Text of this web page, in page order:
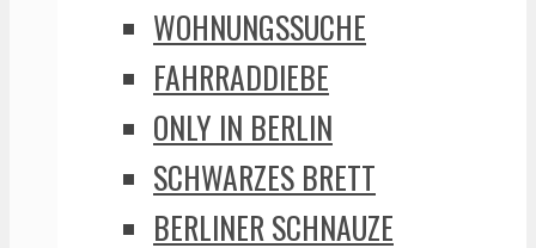
WOHNUNGSSUCHE
FAHRRADDIEBE
ONLY IN BERLIN
SCHWARZES BRETT
BERLINER SCHNAUZE